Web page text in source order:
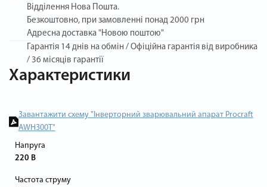
Відділення Нова Пошта.
Безкоштовно, при замовленні понад 2000 грн
Адресна доставка "Новою поштою"
Гарантія 14 днів на обмін / Офіційна гарантія від виробника
/ 36 місяців гарантії
Характеристики
Завантажити схему "Інверторний зварювальний апарат Procraft
AWH300T"
Напруга
220 В
Частота струму